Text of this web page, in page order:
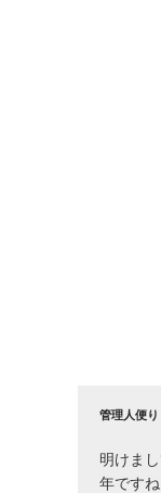
管理人便
明けま
年ですね